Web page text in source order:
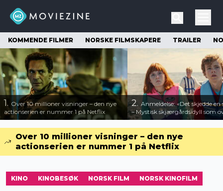
KOMMENDE FILMER NORSKE FILMSKAPERE TRAILER
1. Over 10 millioner visninger – den nye
actionserien er nummer 1 på Netflix
2. Anmeldelse: «Det skjedde
– Mystisk skjærgårdsidyll som
Over 10 millioner visninger – den nye
actionserien er nummer 1 på Netflix
KINO KINOBESØK NORSK FILM NORSK KINOFILM